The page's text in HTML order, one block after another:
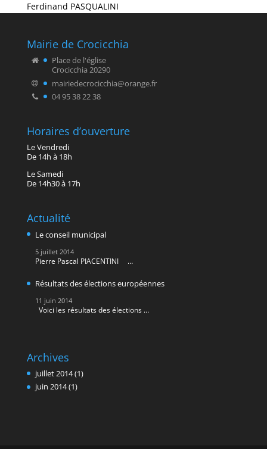
Ferdinand PASQUALINI
Mairie de Crocicchia
Place de l'église
Crocicchia 20290
mairiedecrocicchia@orange.fr
04 95 38 22 38
Horaires d’ouverture
Le Vendredi
De 14h à 18h
Le Samedi
De 14h30 à 17h
Actualité
Le conseil municipal
5 juillet 2014
Pierre Pascal PIACENTINI …
Résultats des élections européennes
11 juin 2014
Voici les résultats des élections …
Archives
juillet 2014(1)
juin 2014(1)